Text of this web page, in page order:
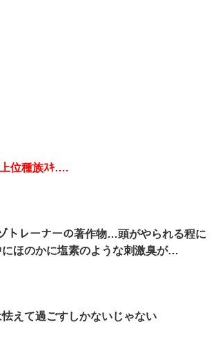
位種族ｽｷ….
トレーナーの著作物…頭がやられる程に
ほのかに塩素のような刺激臭が…
えて過ごすしかないじゃない